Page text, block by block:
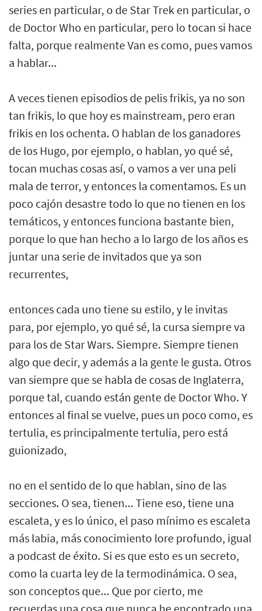
series en particular, o de Star Trek en particular, o
de Doctor Who en particular, pero lo tocan si hace
falta, porque realmente Van es como, pues vamos
a hablar...
A veces tienen episodios de pelis frikis, ya no son
tan frikis, lo que hoy es mainstream, pero eran
frikis en los ochenta. O hablan de los ganadores
de los Hugo, por ejemplo, o hablan, yo qué sé,
tocan muchas cosas así, o vamos a ver una peli
mala de terror, y entonces la comentamos. Es un
poco cajón desastre todo lo que no tienen en los
temáticos, y entonces funciona bastante bien,
porque lo que han hecho a lo largo de los años es
juntar una serie de invitados que ya son
recurrentes,
entonces cada uno tiene su estilo, y le invitas
para, por ejemplo, yo qué sé, la cursa siempre va
para los de Star Wars. Siempre. Siempre tienen
algo que decir, y además a la gente le gusta. Otros
van siempre que se habla de cosas de Inglaterra,
porque tal, cuando están gente de Doctor Who. Y
entonces al final se vuelve, pues un poco como, es
tertulia, es principalmente tertulia, pero está
guionizado,
no en el sentido de lo que hablan, sino de las
secciones. O sea, tienen... Tiene eso, tiene una
escaleta, y es lo único, el paso mínimo es escaleta
más labia, más conocimiento lore profundo, igual
a podcast de éxito. Si es que esto es un secreto,
como la cuarta ley de la termodinámica. O sea,
son conceptos que... Que por cierto, me